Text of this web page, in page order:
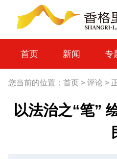
首页 新闻 专
您当前的位置： 首页 > 评论 >
以法治之“笔”